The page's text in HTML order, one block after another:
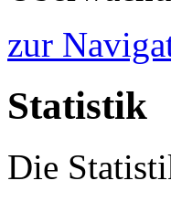
zur
Statistik
Die